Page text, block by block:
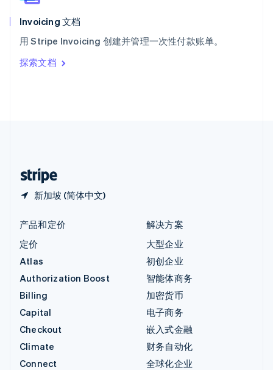
Invoicing 文档
用 Stripe Invoicing 创建并管理一次性付款账单。
探索文档
新加坡 (简体中文)
匈牙利
English
ItalianoEnglish
印度
English
产品和定价
定价
Atlas
Authorization Boost
Billing
Capital
Checkout
Climate
Connect
解决方案
大型企业
初创企业
智能体商务
加密货币
电子商务
嵌入式金融
财务自动化
全球化企业